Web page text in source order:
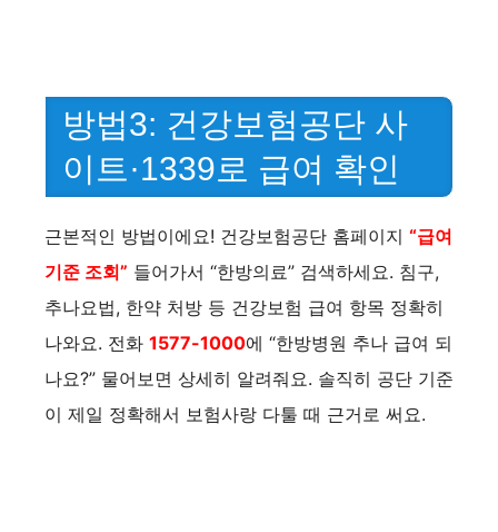
방법3: 건강보험공단 사
이트·1339로 급여 확인
근본적인 방법이에요! 건강보험공단 홈페이지 “급여
기준 조회” 들어가서 “한방의료” 검색하세요. 침구,
추나요법, 한약 처방 등 건강보험 급여 항목 정확히
나와요. 전화 1577-1000에 “한방병원 추나 급여 되
나요?” 물어보면 상세히 알려줘요. 솔직히 공단 기준
이 제일 정확해서 보험사랑 다툴 때 근거로 써요.